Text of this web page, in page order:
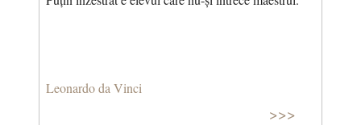
Leonardo da Vinci
>>>